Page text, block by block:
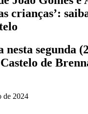
crianças’:
nesta segunda
de
de 2024